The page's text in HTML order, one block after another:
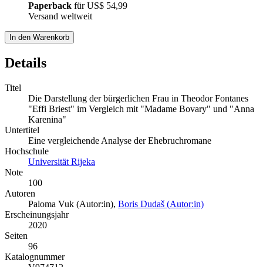
Paperback fürUS$ 54,99
Versand weltweit
In den Warenkorb
Details
Titel
Die Darstellung der bürgerlichen Frau in Theodor Fontanes
"Effi Briest" im Vergleich mit "Madame Bovary" und "Anna
Karenina"
Untertitel
Eine vergleichende Analyse der Ehebruchromane
Hochschule
Universität Rijeka
Note
100
Autoren
Paloma Vuk (Autor:in), Boris Dudaš (Autor:in)
Erscheinungsjahr
2020
Seiten
96
Katalognummer